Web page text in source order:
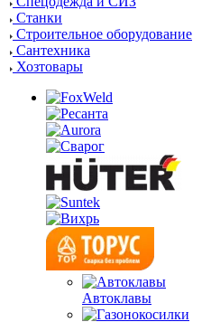
Станки
Строительное оборудование
Сантехника
Хозтовары
Автоклавы